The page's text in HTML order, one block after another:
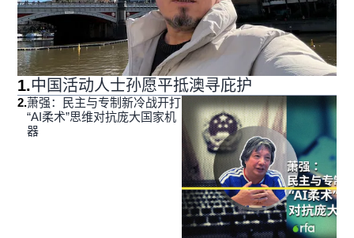
1.中国活动人士孙愿平抵澳寻庇护
2.萧强：民主与专制新冷战开打
“AI柔术”思维对抗庞大国家机
器